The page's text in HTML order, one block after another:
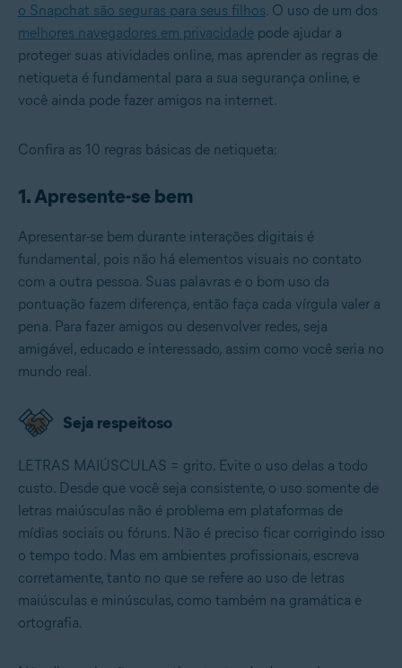
o Snapchat são seguras para seus filhos. O uso de um dos
melhores navegadores em privacidade pode ajudar a
proteger suas atividades online, mas aprender as regras de
netiqueta é fundamental para a sua segurança online, e
você ainda pode fazer amigos na internet.
Confira as 10 regras básicas de netiqueta:
1. Apresente-se bem
Apresentar-se bem durante interações digitais é
fundamental, pois não há elementos visuais no contato
com a outra pessoa. Suas palavras e o bom uso da
pontuação fazem diferença, então faça cada vírgula valer a
pena. Para fazer amigos ou desenvolver redes, seja
amigável, educado e interessado, assim como você seria no
mundo real.
Seja respeitoso
LETRAS MAIÚSCULAS = grito. Evite o uso delas a todo
custo. Desde que você seja consistente, o uso somente de
letras maiúsculas não é problema em plataformas de
mídias sociais ou fóruns. Não é preciso ficar corrigindo isso
o tempo todo. Mas em ambientes profissionais, escreva
corretamente, tanto no que se refere ao uso de letras
maiúsculas e minúsculas, como também na gramática e
ortografia.